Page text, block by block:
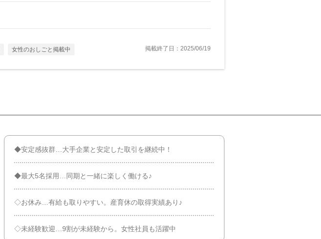
女性のおしごと掲載中 掲載終了日：2025/06/19
◆安定感抜群…大手企業と安定した取引を継続中！
◆最大5名採用…同期と一緒に楽しく働ける♪
◇お休み…有給も取りやすい。産育休の取得実績あり♪
◇未経験歓迎…9割が未経験から。女性社員も活躍中